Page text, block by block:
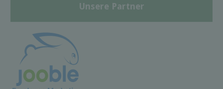
Unsere Partner